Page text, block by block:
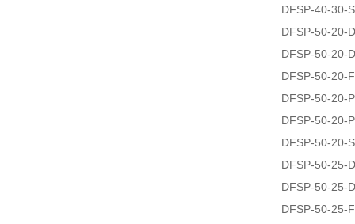
DFSP-40-30-
DFSP-50-20-
DFSP-50-20-
DFSP-50-20-
DFSP-50-20-
DFSP-50-20-
DFSP-50-20-
DFSP-50-25-
DFSP-50-25-
DFSP-50-25-